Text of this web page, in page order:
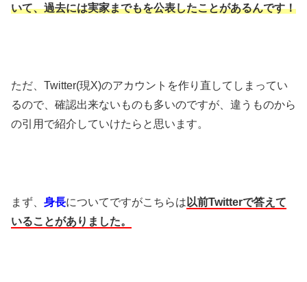
いて、過去には実家までもを公表したことがあるんです！
ただ、Twitter(現X)のアカウントを作り直してしまってい
るので、確認出来ないものも多いのですが、違うものから
の引用で紹介していけたらと思います。
まず、 身長についてですがこちらは 以前Twitterで答えて
いることがありました。